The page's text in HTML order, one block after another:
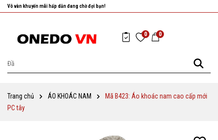
Nhanh tay chọn cho mình những sản phẩm ưng ý nhất!
0 0
Trang chủ ÁO KHOÁC NAM
Mã B423: Áo khoác nam cao cấp mới
PC tây